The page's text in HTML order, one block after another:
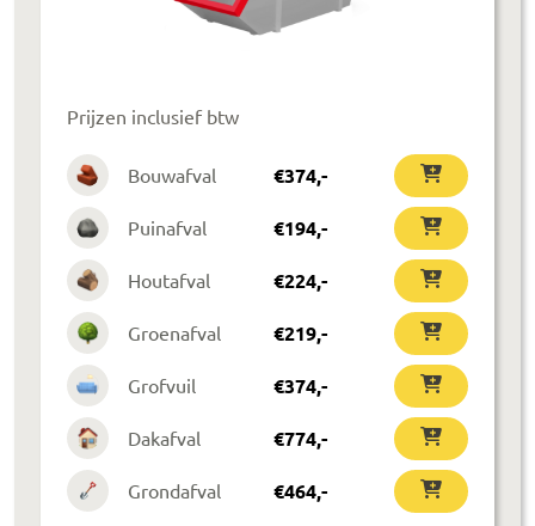
Prijzen inclusief btw
Bouwafval €374,-
Puinafval €194,-
Houtafval €224,-
Groenafval €219,-
Grofvuil €374,-
Dakafval €774,-
Grondafval €464,-